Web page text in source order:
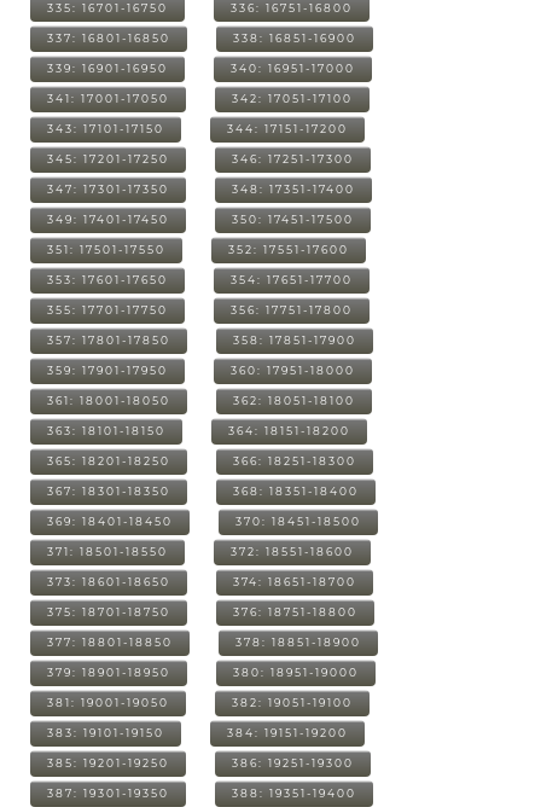
335: 16701-16750 336: 16751-16800
337: 16801-16850 338: 16851-16900
339: 16901-16950 340: 16951-17000
341: 17001-17050 342: 17051-17100
343: 17101-17150 344: 17151-17200
345: 17201-17250 346: 17251-17300
347: 17301-17350 348: 17351-17400
349: 17401-17450 350: 17451-17500
351: 17501-17550 352: 17551-17600
353: 17601-17650 354: 17651-17700
355: 17701-17750 356: 17751-17800
357: 17801-17850 358: 17851-17900
359: 17901-17950 360: 17951-18000
361: 18001-18050 362: 18051-18100
363: 18101-18150 364: 18151-18200
365: 18201-18250 366: 18251-18300
367: 18301-18350 368: 18351-18400
369: 18401-18450 370: 18451-18500
371: 18501-18550 372: 18551-18600
373: 18601-18650 374: 18651-18700
375: 18701-18750 376: 18751-18800
377: 18801-18850 378: 18851-18900
379: 18901-18950 380: 18951-19000
381: 19001-19050 382: 19051-19100
383: 19101-19150 384: 19151-19200
385: 19201-19250 386: 19251-19300
387: 19301-19350 388: 19351-19400